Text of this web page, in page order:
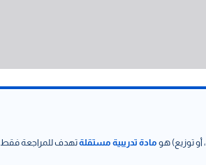
أو توزيع) هو مادة تدريبية مستقلةتهدف للمراجعة فقط.